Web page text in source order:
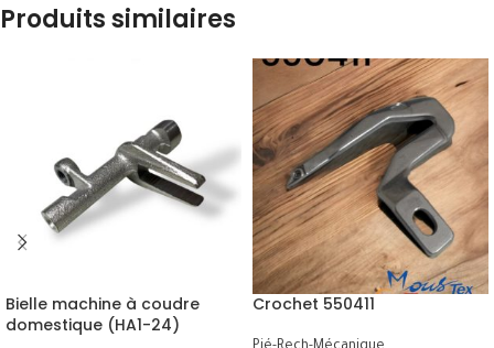
Produits similaires
Bielle machine à coudre
domestique (HA1-24)
Crochet 550411